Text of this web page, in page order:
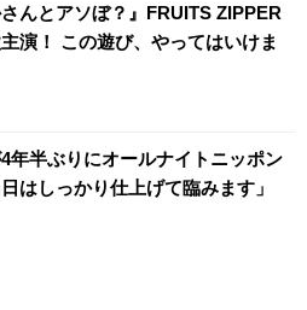
さんとアソぼ？』FRUITS ZIPPER
演！ この遊び、やってはいけま
年半ぶりにオールナイトニッポン
はしっかり仕上げて臨みます」